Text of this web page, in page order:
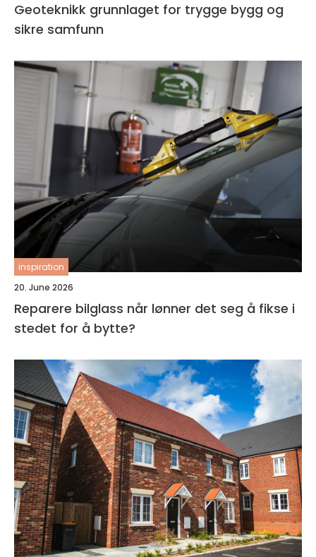
Geoteknikk grunnlaget for trygge bygg og
sikre samfunn
inspiration
20. June 2026
Reparere bilglass når lønner det seg å fikse i
stedet for å bytte?